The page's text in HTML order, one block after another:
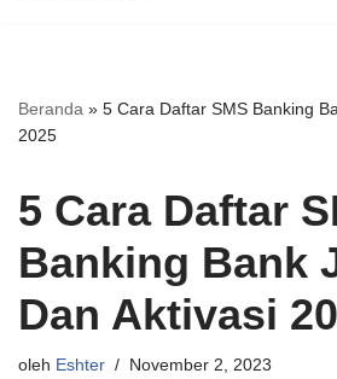
Beranda » 5 Cara Daftar SMS Banking
2025
5 Cara Daftar
Banking Bank
Dan Aktivasi
oleh Eshter November 2, 2023